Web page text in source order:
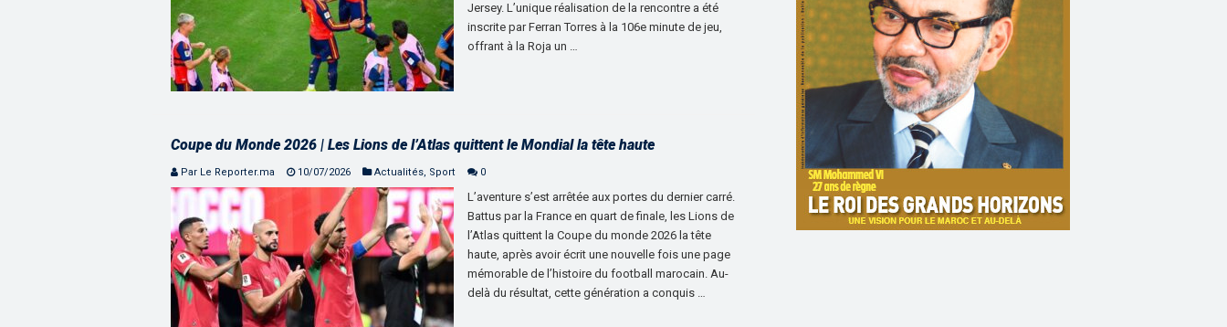
Jersey. L’unique réalisation de la rencontre a été
inscrite par Ferran Torres à la 106e minute de jeu,
offrant à la Roja un …
Coupe du Monde 2026 | Les Lions de l’Atlas quittent le Mondial la tête haute
Par Le Reporter.ma 10/07/2026 Actualités, Sport 0
L’aventure s’est arrêtée aux portes du dernier carré.
Battus par la France en quart de finale, les Lions de
l’Atlas quittent la Coupe du monde 2026 la tête
haute, après avoir écrit une nouvelle fois une page
mémorable de l’histoire du football marocain. Au-
delà du résultat, cette génération a conquis …